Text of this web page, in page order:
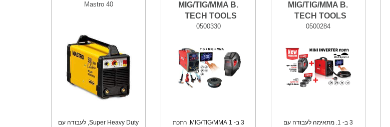
MIG/TIG/MMA B.
TECH TOOLS
0500284
3 ב- 1. מתאימה לעבודה עם
MIG/TIG/MMA B.
TECH TOOLS
0500330
3 ב- 1 MIG/TIG/MMA. רתכת
Mastro 40
Super Heavy Duty, לעבודה עם